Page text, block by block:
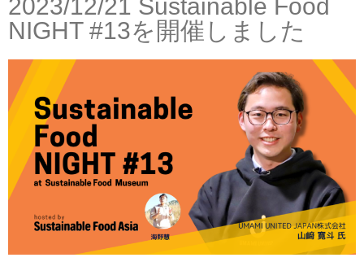
2023/12/21 Sustainable Food
NIGHT #13を開催しました